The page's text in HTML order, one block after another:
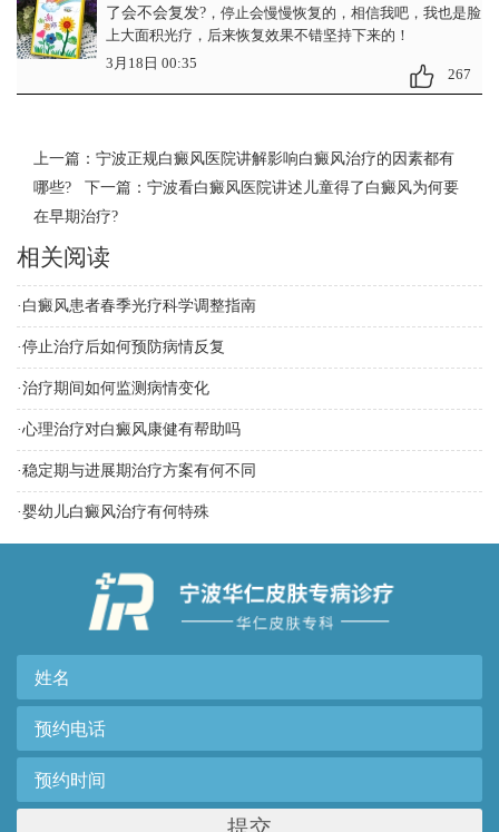
了会不会复发?，停止会慢慢恢复的，相信我吧，我也是脸
上大面积光疗，后来恢复效果不错坚持下来的！
3月18日 00:35
267
上一篇： 宁波正规白癜风医院讲解影响白癜风治疗的因素都有
哪些? 下一篇： 宁波看白癜风医院讲述儿童得了白癜风为何要
在早期治疗?
相关阅读
· 白癜风患者春季光疗科学调整指南
·停止治疗后如何预防病情反复
·治疗期间如何监测病情变化
·心理治疗对白癜风康健有帮助吗
·稳定期与进展期治疗方案有何不同
·婴幼儿白癜风治疗有何特殊